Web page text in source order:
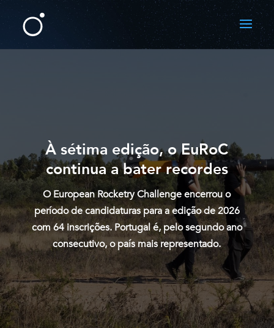
À sétima edição, o EuRoC
continua a bater recordes
O European Rocketry Challenge encerrou o
período de candidaturas para a edição de 2026
com 64 inscrições. Portugal é, pelo segundo ano
consecutivo, o país mais representado.